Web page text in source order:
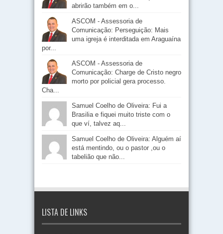
abrirão também em o...
ASCOM - Assessoria de
Comunicação: Perseguição: Mais
uma igreja é interditada em Araguaína
por...
ASCOM - Assessoria de
Comunicação: Charge de Cristo negro
morto por policial gera processo.
Cha...
Samuel Coelho de Oliveira: Fui a
Brasilia e fiquei muito triste com o
que ví, talvez aq...
Samuel Coelho de Oliveira: Alguém aí
está mentindo, ou o pastor ,ou o
tabelião que não...
LISTA DE LINKS